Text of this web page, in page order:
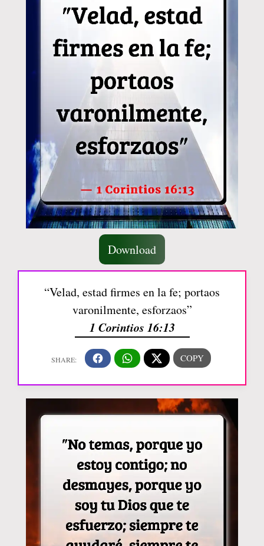
Download
“Velad, estad firmes en la fe; portaos
varonilmente, esforzaos”
1 Corintios 16:13